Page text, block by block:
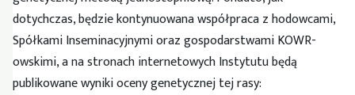
dotychczas, będzie kontynuowana współpraca z hodowcami,
Spółkami Inseminacyjnymi oraz gospodarstwami KOWR-
owskimi, a na stronach internetowych Instytutu będą
publikowane wyniki oceny genetycznej tej rasy: